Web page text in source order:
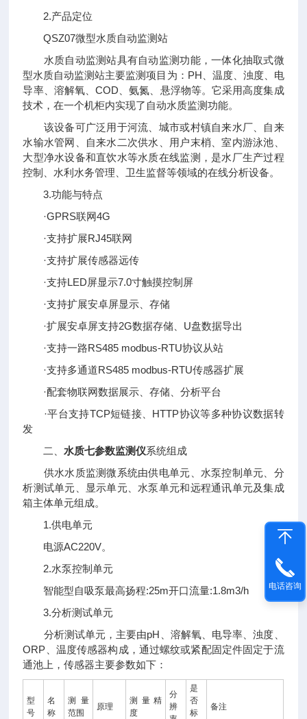
2.产品定位
QSZ07微型水质自动监测站
水质自动监测站具有自动监测功能，一体化抽取式微
型水质自动监测站主要监测项目为：PH、温度、浊度、电
导率、溶解氧、COD、氨氮、悬浮物等。它采用高度集成
技术，在一个机柜内实现了自动水质监测功能。
该设备可广泛用于河流、城市或村镇自来水厂、自来
水输水管网、自来水二次供水、用户末梢、室内游泳池、
大型净水设备和直饮水等水质在线监测，是水厂生产过程
控制、水利水务管理、卫生监督等领域的在线分析设备。
3.功能与特点
·GPRS联网4G
·支持扩展RJ45联网
·支持扩展传感器远传
·支持LED屏显示7.0寸触摸控制屏
·支持扩展安卓屏显示、存储
·扩展安卓屏支持2G数据存储、U盘数据导出
·支持一路RS485 modbus-RTU协议从站
·支持多通道RS485 modbus-RTU传感器扩展
·配套物联网数据展示、存储、分析平台
·平台支持TCP短链接、HTTP协议等多种协议数据转
发
二、 水质七参数监测仪系统组成
供水水质监测微系统由供电单元、水泵控制单元、分
析测试单元、显示单元、水泵单元和远程通讯单元及集成
箱主体单元组成。
1.供电单元
电源AC220V。
2.水泵控制单元
智能型自吸泵最高扬程:25m开口流量:1.8m3/h
3.分析测试单元
分析测试单元，主要由pH、溶解氧、电导率、浊度、
ORP、温度传感器构成，通过螺纹或紧配固定件固定于流
通池上，传感器主要参数如下：
型
号
名
称
测量
范围
原理
测量精
度
分
辨
是
否
标
备注
电话咨询